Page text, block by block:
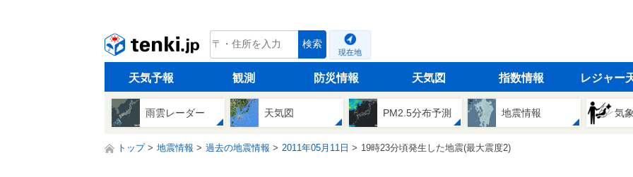
tenki.jp 検索
現在地
天気予報 観測 防災情報 天気図 指数情報 レジャー
雨雲レーダー 天気図 PM2.5分布予測 地震情報 気
トップ 地震情報 過去の地震情報 2011年05月11日 19時23分頃発生した地震(最大震度2)